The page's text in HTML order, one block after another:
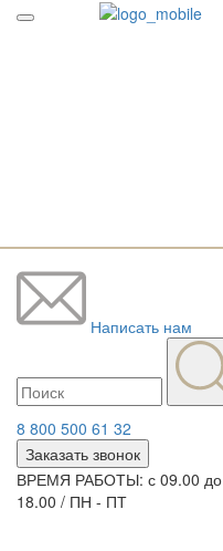
Написать нам
8 800 500 61 32
Заказать звонок
ВРЕМЯ РАБОТЫ: с 09.00 до
18.00 / ПН - ПТ